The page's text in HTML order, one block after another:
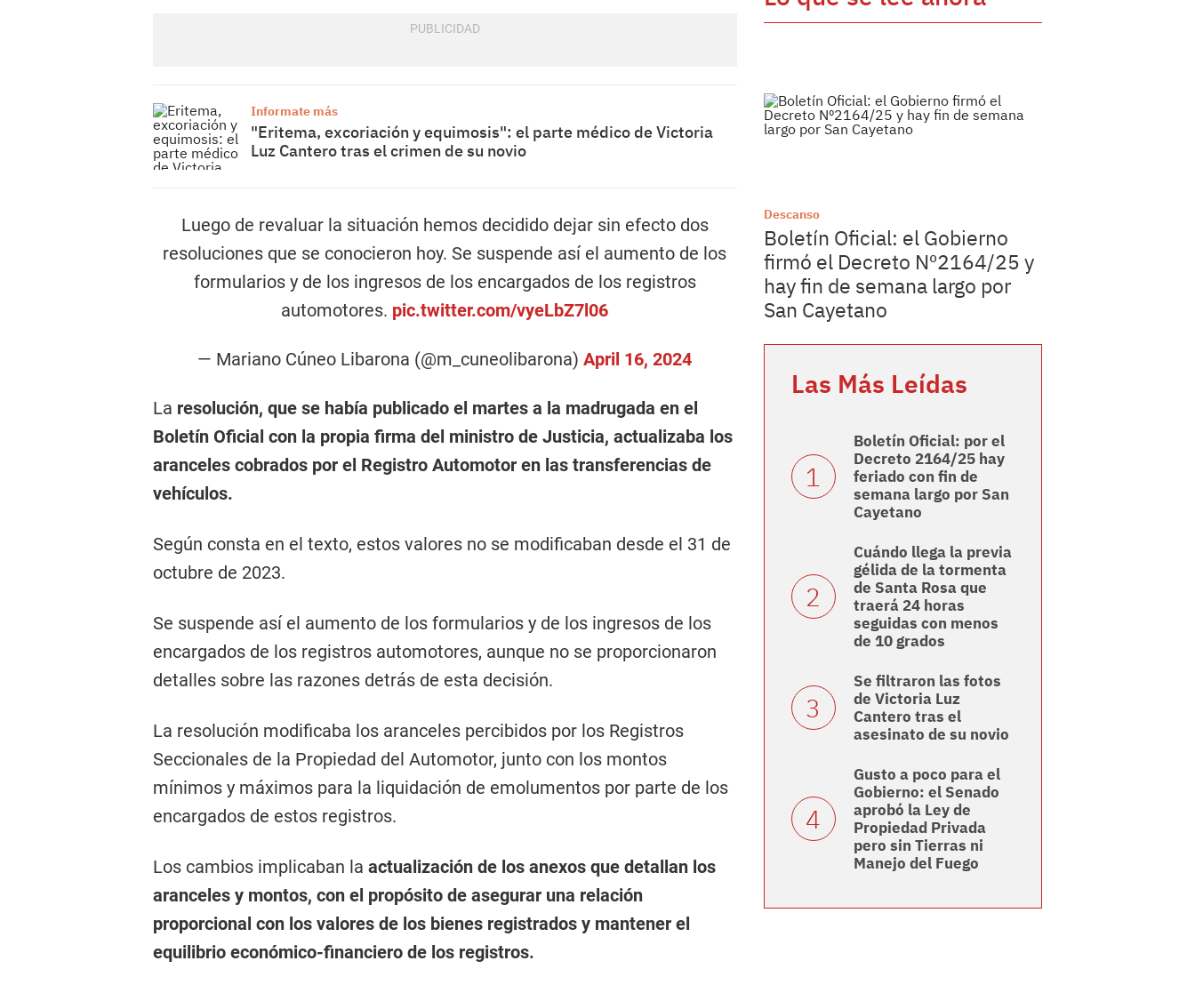
Informate más
"Eritema, excoriación y equimosis": el parte médico de Victoria
Luz Cantero tras el crimen de su novio
Luego de revaluar la situación hemos decidido dejar sin efecto dos
resoluciones que se conocieron hoy. Se suspende así el aumento de los
formularios y de los ingresos de los encargados de los registros
automotores. pic.twitter.com/vyeLbZ7l06
— Mariano Cúneo Libarona (@m_cuneolibarona)April 16, 2024
La resolución, que se había publicado el martes a la madrugada en el
Boletín Oficial con la propia firma del ministro de Justicia, actualizaba los
aranceles cobrados por el Registro Automotor en las transferencias de
vehículos.
Según consta en el texto, estos valores no se modificaban desde el 31 de
octubre de 2023.
Se suspende así el aumento de los formularios y de los ingresos de los
encargados de los registros automotores, aunque no se proporcionaron
detalles sobre las razones detrás de esta decisión.
La resolución modificaba los aranceles percibidos por los Registros
Seccionales de la Propiedad del Automotor, junto con los montos
mínimos y máximos para la liquidación de emolumentos por parte de los
encargados de estos registros.
Los cambios implicaban la actualización de los anexos que detallan los
aranceles y montos, con el propósito de asegurar una relación
proporcional con los valores de los bienes registrados y mantener el
equilibrio económico-financiero de los registros.
Descanso
Boletín Oficial: el Gobierno
firmó el Decreto Nº2164/25 y
hay fin de semana largo por
San Cayetano
Las Más Leídas
Boletín Oficial: por el
Decreto 2164/25 hay
feriado con fin de
semana largo por San
Cayetano
Cuándo llega la previa
gélida de la tormenta
de Santa Rosa que
traerá 24 horas
seguidas con menos
de 10 grados
Se filtraron las fotos
de Victoria Luz
Cantero tras el
asesinato de su novio
Gusto a poco para el
Gobierno: el Senado
aprobó la Ley de
Propiedad Privada
pero sin Tierras ni
Manejo del Fuego